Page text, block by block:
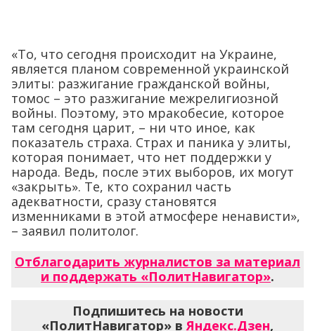
«То, что сегодня происходит на Украине,
является планом современной украинской
элиты: разжигание гражданской войны,
томос – это разжигание межрелигиозной
войны. Поэтому, это мракобесие, которое
там сегодня царит, – ни что иное, как
показатель страха. Страх и паника у элиты,
которая понимает, что нет поддержки у
народа. Ведь, после этих выборов, их могут
«закрыть». Те, кто сохранил часть
адекватности, сразу становятся
изменниками в этой атмосфере ненависти»,
– заявил политолог.
Отблагодарить журналистов за материал
и поддержать «ПолитНавигатор».
Подпишитесь на новости
«ПолитНавигатор» вЯндекс.Дзен,